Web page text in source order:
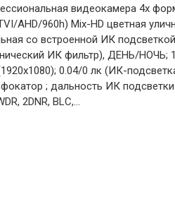
видеокамера 4х
AHD/960h) Mix-HD цветная
со встроенной ИК подсветкой
ИК фильтр), ДЕНЬ/НОЧЬ;
0.04/0 лк (ИК-
; дальность ИК
2DNR, BLC,...